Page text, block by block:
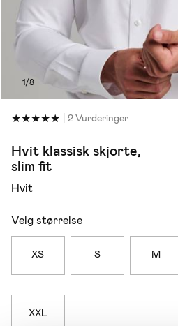
1/8
★★★★★ 2 Vurderinger
Hvit klassisk skjorte,
slim fit
Hvit
Velg størrelse
XS S M
XXL